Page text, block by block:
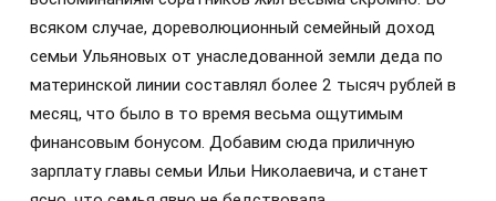
всяком случае, дореволюционный семейный доход
семьи Ульяновых от унаследованной земли деда по
материнской линии составлял более 2 тысяч рублей в
месяц, что было в то время весьма ощутимым
финансовым бонусом. Добавим сюда приличную
зарплату главы семьи Ильи Николаевича, и станет